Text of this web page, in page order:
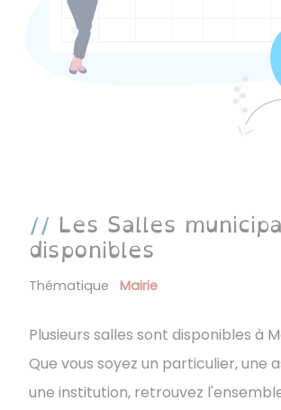
Les Salles
disponibles
Thématique Mairie
Plusieurs salles sont disponibles à
Que vous soyez un particulier, une
une institution, retrouvez